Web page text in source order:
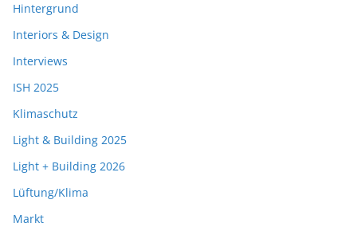
Hintergrund
Interiors & Design
Interviews
ISH 2025
Klimaschutz
Light & Building 2025
Light + Building 2026
Lüftung/Klima
Markt